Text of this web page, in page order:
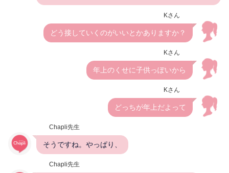
Kさん
どう接していくのがいいとかありますか？
Kさん
年上のくせに子供っぽいから
Kさん
どっちが年上だよって
Chapli先生
そうですね。やっぱり、
Chapli先生